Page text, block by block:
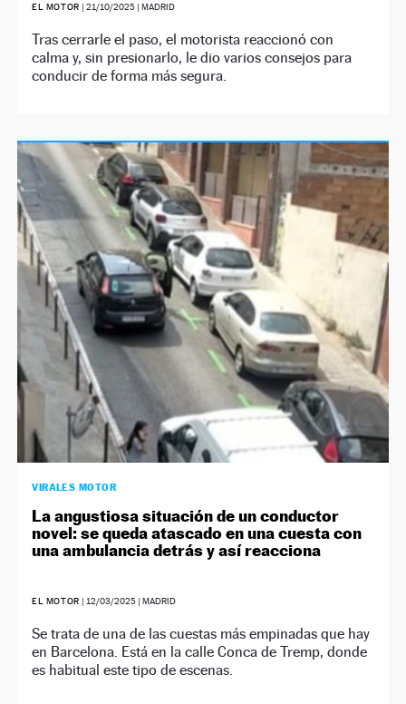
EL MOTOR | 21/10/2025| MADRID
Tras cerrarle el paso, el motorista reaccionó con
calma y, sin presionarlo, le dio varios consejos para
conducir de forma más segura.
VIRALES MOTOR
La angustiosa situación de un conductor
novel: se queda atascado en una cuesta con
una ambulancia detrás y así reacciona
EL MOTOR | 12/03/2025| MADRID
Se trata de una de las cuestas más empinadas que hay
en Barcelona. Está en la calle Conca de Tremp, donde
es habitual este tipo de escenas.